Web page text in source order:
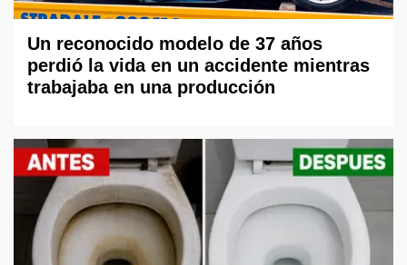
Un reconocido modelo de 37 años
perdió la vida en un accidente mientras
trabajaba en una producción